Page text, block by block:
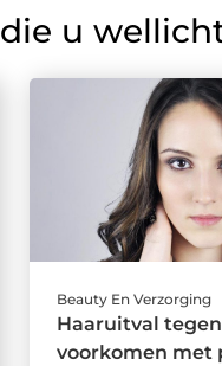
die u
Beauty En Verzorging
Haaruitval
voorkomen met